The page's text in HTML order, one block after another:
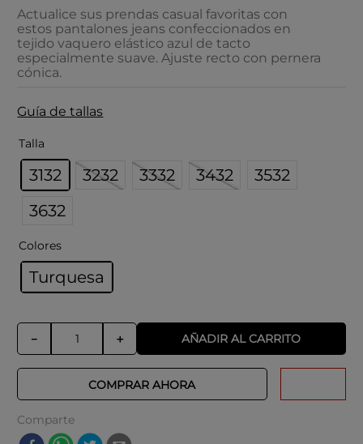
Actualice sus prendas casual favoritas con
estos pantalones jeans confeccionados en
tejido vaquero elástico azul de tacto
especialmente suave. Ajuste recto con pernera
cónica.
Guía de tallas
Talla
3132 3232 3332 3432
3532
3632
Colores
Turquesa
＋
－ AÑADIR AL CARRITO
COMPRAR AHORA
Comparte